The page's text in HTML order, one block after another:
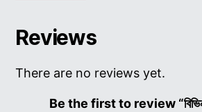
Reviews
There are no reviews yet.
Be the first to review